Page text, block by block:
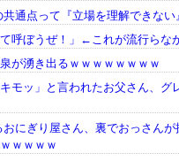
共通点って『立場を理解できない
呼ぼうぜ！」←これが流行らな
が湧き出るｗｗｗｗｗｗｗｗ
モッ」と言われたお父さん、グ
おにぎり屋さん、裏でおっさんが
ｗｗｗｗ